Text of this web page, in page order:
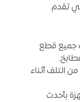
تقدم
جميع قطع
من التلف أثناء
بأحدث